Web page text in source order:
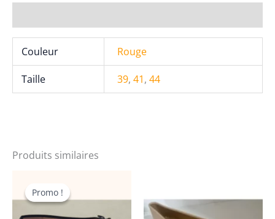
Couleur Rouge
Taille 39,41,44
Produits similaires
Promo !
Promo !